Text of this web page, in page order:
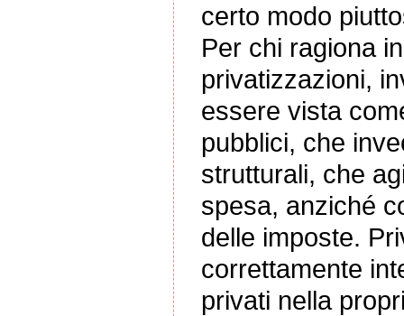
certo modo
Per chi ragiona
privatizzazioni,
essere vista
pubblici, che
strutturali, che
spesa, anziché
delle imposte.
correttamente
privati nella